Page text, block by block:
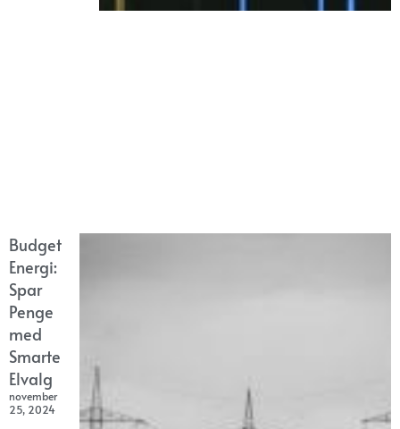
Budget
Energi:
Spar
Penge
med
Smarte
Elvalg
november
25, 2024